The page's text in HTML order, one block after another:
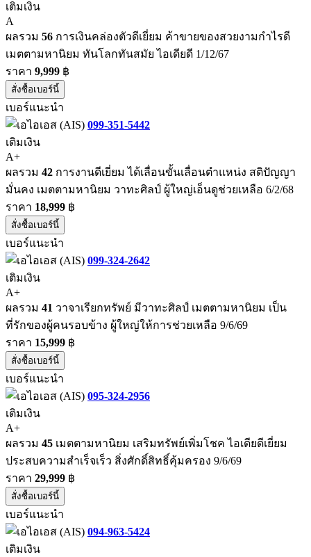
เติมเงิน
A
ผลรวม 56 การเงินคล่องตัวดีเยี่ยม ค้าขายของสวยงามกำไรดี
เมตตามหานิยม ทันโลกทันสมัย ไอเดียดี 1/12/67
ราคา 9,999 ฿
สั่งซื้อเบอร์นี้
เบอร์แนะนำ
099-351-5442
เติมเงิน
A+
ผลรวม 42 การงานดีเยี่ยม ได้เลื่อนขั้นเลื่อนตำแหน่ง สติปัญญา
มั่นคง เมตตามหานิยม วาทะศิลป์ ผู้ใหญ่เอ็นดูช่วยเหลือ 6/2/68
ราคา 18,999 ฿
สั่งซื้อเบอร์นี้
เบอร์แนะนำ
099-324-2642
เติมเงิน
A+
ผลรวม 41 วาจาเรียกทรัพย์ มีวาทะศิลป์ เมตตามหานิยม เป็น
ที่รักของผู้คนรอบข้าง ผู้ใหญ่ให้การช่วยเหลือ 9/6/69
ราคา 15,999 ฿
สั่งซื้อเบอร์นี้
เบอร์แนะนำ
095-324-2956
เติมเงิน
A+
ผลรวม 45 เมตตามหานิยม เสริมทรัพย์เพิ่มโชค ไอเดียดีเยี่ยม
ประสบความสำเร็จเร็ว สิ่งศักดิ์สิทธิ์คุ้มครอง 9/6/69
ราคา 29,999 ฿
สั่งซื้อเบอร์นี้
เบอร์แนะนำ
094-963-5424
เติมเงิน